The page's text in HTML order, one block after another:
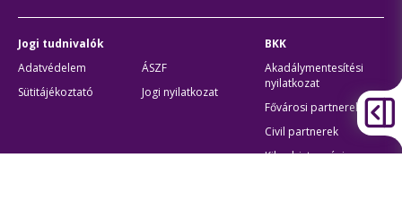
Jogi tudnivalók
Adatvédelem
ÁSZF
Sütitájékoztató
Jogi nyilatkozat
BKK
Akadálymentesítési
nyilatkozat
Fővárosi partnerek
Civil partnerek
Kiberbiztonsági